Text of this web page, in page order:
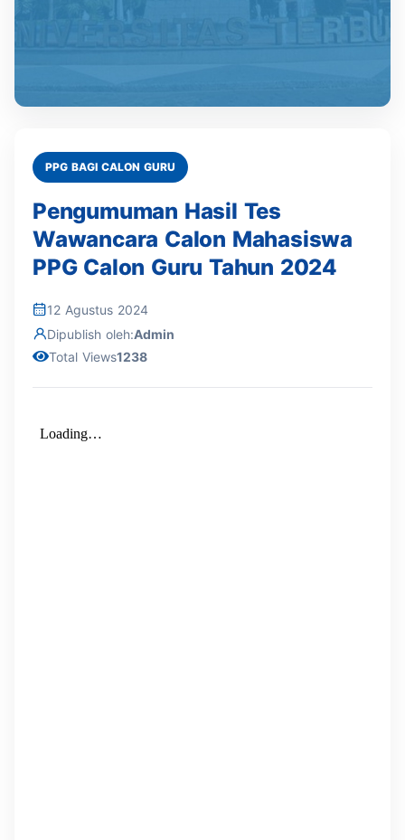
PPG BAGI CALON GURU
Pengumuman Hasil Tes
Wawancara Calon Mahasiswa
PPG Calon Guru Tahun 2024
12 Agustus 2024
Dipublish oleh:Admin
Total Views1238